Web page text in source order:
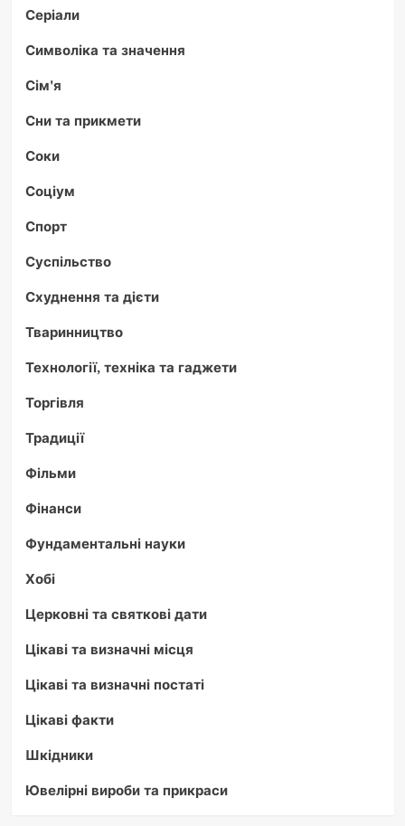
Серіали
Символіка та значення
Сім'я
Сни та прикмети
Соки
Соціум
Спорт
Суспільство
Схуднення та дієти
Тваринництво
Технології, техніка та гаджети
Торгівля
Традиції
Фільми
Фінанси
Фундаментальні науки
Хобі
Церковні та святкові дати
Цікаві та визначні місця
Цікаві та визначні постаті
Цікаві факти
Шкідники
Ювелірні вироби та прикраси